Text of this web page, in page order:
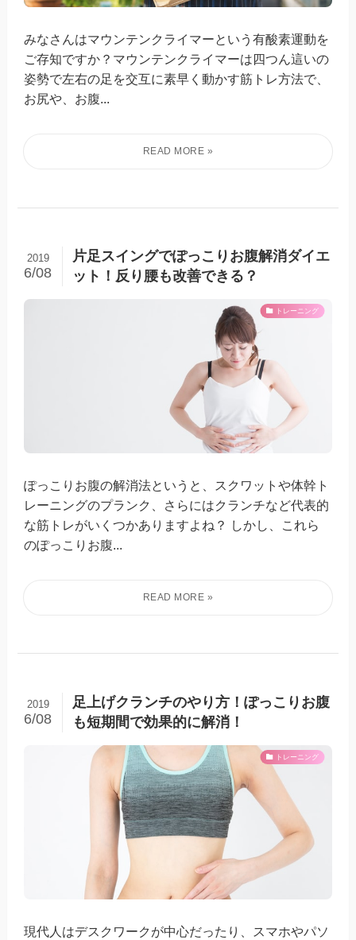
みなさんはマウンテンクライマーという有酸素運動を
ご存知ですか？マウンテンクライマーは四つん這いの
姿勢で左右の足を交互に素早く動かす筋トレ方法で、
お尻や、お腹...
片足スイングでぽっこりお腹解消ダイエ
ット！反り腰も改善できる？
2019
6/08
トレーニング
ぽっこりお腹の解消法というと、スクワットや体幹ト
レーニングのプランク、さらにはクランチなど代表的
な筋トレがいくつかありますよね？ しかし、これら
のぽっこりお腹...
足上げクランチのやり方！ぽっこりお腹
も短期間で効果的に解消！
2019
6/08
トレーニング
現代人はデスクワークが中心だったり、スマホやパソ